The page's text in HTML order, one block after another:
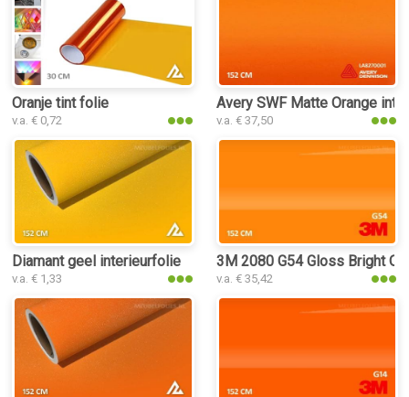
Oranje tint folie
v.a. € 0,72
Avery SWF Matte Orange
v.a. € 37,50
Diamant geel interieurfolie
v.a. € 1,33
3M 2080 G54 Gloss Bright
v.a. € 35,42